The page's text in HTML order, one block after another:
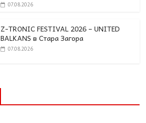
07.08.2026
Z-TRONIC FESTIVAL 2026 – UNITED
BALKANS в Стара Загора
07.08.2026